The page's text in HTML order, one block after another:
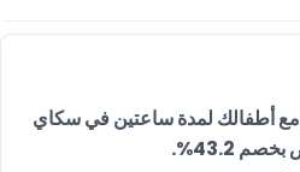
مع أطفالك لمدة ساعتين في سكاي
43.2%.